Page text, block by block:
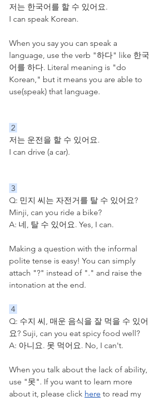
저는 한국어를 할 수 있어요.
I can speak Korean.
When you say you can speak a
language, use the verb "하다" like 한국
어를 하다. Literal meaning is "do
Korean," but it means you are able to
use(speak) that language.
2
저는 운전을 할 수 있어요.
I can drive (a car).
3
Q: 민지 씨는 자전거를 탈 수 있어요?
Minji, can you ride a bike?
A: 네, 탈 수 있어요. Yes, I can.
Making a question with the informal
polite tense is easy! You can simply
attach "?" instead of "." and raise the
intonation at the end.
4
Q: 수지 씨, 매운 음식을 잘 먹을 수 있어
요? Suji, can you eat spicy food well?
A: 아니요. 못 먹어요. No, I can't.
When you talk about the lack of ability,
use "못". If you want to learn more
about it, please click here to read my